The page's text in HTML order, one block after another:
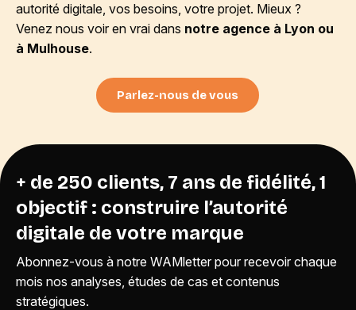
autorité digitale, vos besoins, votre projet. Mieux ?
Venez nous voir en vrai dans notre agence à Lyon ou
à Mulhouse.
Parlez-nous de vous
+ de 250 clients, 7 ans de fidélité, 1
objectif : construire l’autorité
digitale de votre marque
Abonnez-vous à notre WAMletter pour recevoir chaque
mois nos analyses, études de cas et contenus
stratégiques.